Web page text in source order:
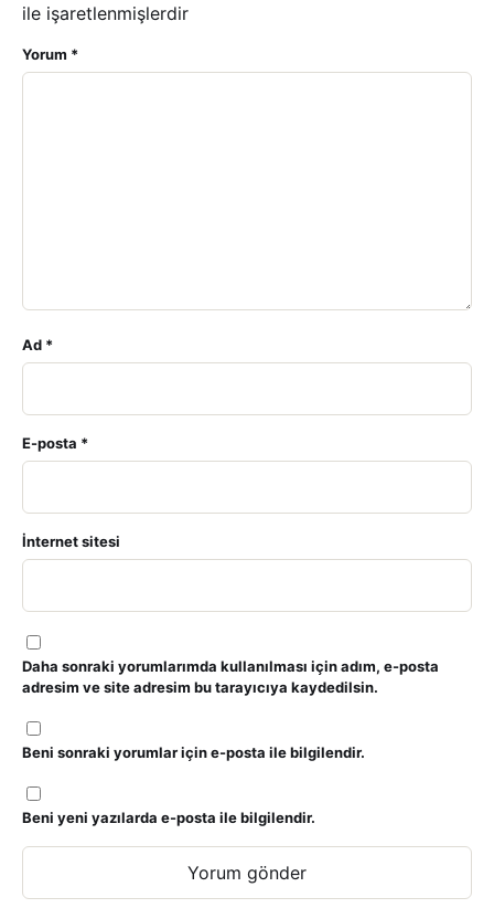
ile işaretlenmişlerdir
Yorum *
Ad *
E-posta *
İnternet sitesi
Daha sonraki yorumlarımda kullanılması için adım, e-posta
adresim ve site adresim bu tarayıcıya kaydedilsin.
Beni sonraki yorumlar için e-posta ile bilgilendir.
Beni yeni yazılarda e-posta ile bilgilendir.